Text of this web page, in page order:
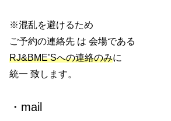
※混乱を避けるため
ご予約の連絡先 は 会場である
RJ&BME’Sへの連絡のみに
統一 致します。
・mail